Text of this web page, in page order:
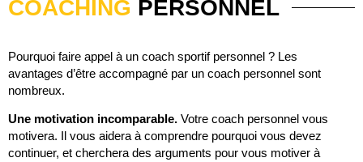
COACHING PERSONNEL
Pourquoi faire appel à un coach sportif personnel ? Les
avantages d’être accompagné par un coach personnel sont
nombreux.
Une motivation incomparable. Votre coach personnel vous
motivera. Il vous aidera à comprendre pourquoi vous devez
continuer, et cherchera des arguments pour vous motiver à